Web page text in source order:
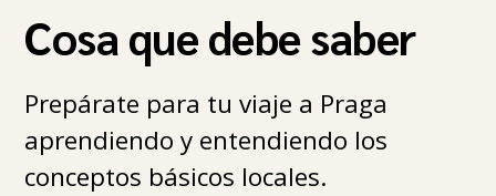
Cosa que debe saber
Prepárate para tu viaje a Praga
aprendiendo y entendiendo los
conceptos básicos locales.